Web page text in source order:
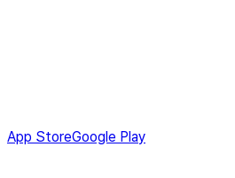
App StoreGoogle Play